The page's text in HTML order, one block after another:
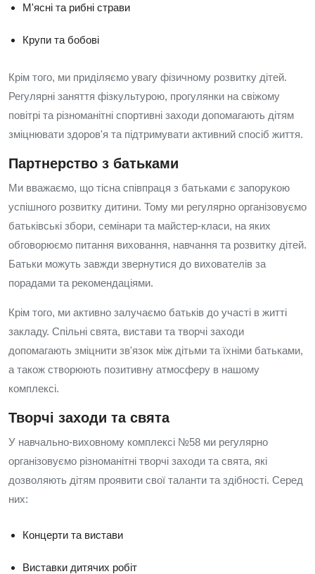
М'ясні та рибні страви
Крупи та бобові
Крім того, ми приділяємо увагу фізичному розвитку дітей.
Регулярні заняття фізкультурою, прогулянки на свіжому
повітрі та різноманітні спортивні заходи допомагають дітям
зміцнювати здоров'я та підтримувати активний спосіб життя.
Партнерство з батьками
Ми вважаємо, що тісна співпраця з батьками є запорукою
успішного розвитку дитини. Тому ми регулярно організовуємо
батьківські збори, семінари та майстер-класи, на яких
обговорюємо питання виховання, навчання та розвитку дітей.
Батьки можуть завжди звернутися до вихователів за
порадами та рекомендаціями.
Крім того, ми активно залучаємо батьків до участі в житті
закладу. Спільні свята, вистави та творчі заходи
допомагають зміцнити зв'язок між дітьми та їхніми батьками,
а також створюють позитивну атмосферу в нашому
комплексі.
Творчі заходи та свята
У навчально-виховному комплексі №58 ми регулярно
організовуємо різноманітні творчі заходи та свята, які
дозволяють дітям проявити свої таланти та здібності. Серед
них:
Концерти та вистави
Виставки дитячих робіт